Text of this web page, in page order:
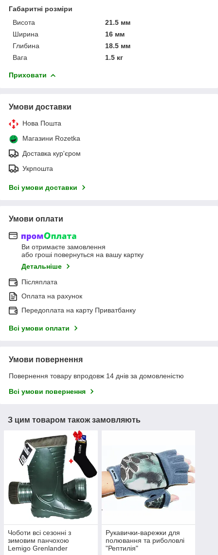
Габаритні розміри
Висота
21.5 мм
Ширина
16 мм
Глибина
18.5 мм
Вага
1.5 кг
Приховати
Умови доставки
Нова Пошта
Магазини Rozetka
Доставка кур'єром
Укрпошта
Всі умови доставки
Умови оплати
Ви отримаєте замовлення
або гроші повернуться на вашу картку
Детальніше
Післяплата
Оплата на рахунок
Передоплата на карту Приватбанку
Всі умови оплати
Умови повернення
Повернення товару впродовж 14 днів за домовленістю
Всі умови повернення
З цим товаром також замовляють
Чоботи всі сезонні з
зимовим панчохою
Lemigo Grenlander
Рукавички-варежки для
полювання та риболовлі
"Рептилія"